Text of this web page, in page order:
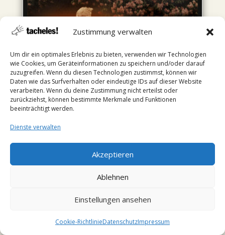
Zustimmung verwalten
Um dir ein optimales Erlebnis zu bieten, verwenden wir Technologien
wie Cookies, um Geräteinformationen zu speichern und/oder darauf
zuzugreifen. Wenn du diesen Technologien zustimmst, können wir
Daten wie das Surfverhalten oder eindeutige IDs auf dieser Website
verarbeiten. Wenn du deine Zustimmung nicht erteilst oder
zurückziehst, können bestimmte Merkmale und Funktionen
beeinträchtigt werden.
Dienste verwalten
Akzeptieren
Ablehnen
Einstellungen ansehen
Cookie-RichtlinieDatenschutzImpressum
Junge rettet Freund aus Teich
Es ist autobiographisch, vielleicht mehr denn je.
Der Held heißt so wie Heinz Strunk im wahren
Leben: Mathias Halfpape. Es sind Erinnerungen
Umgebung. Gegliedert in drei Blöcke erzählen ein
Sechsjähriger, ein Zehnjähriger...